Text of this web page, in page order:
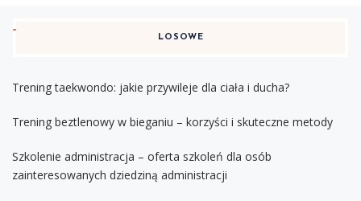
LOSOWE
Trening taekwondo: jakie przywileje dla ciała i ducha?
Trening beztlenowy w bieganiu – korzyści i skuteczne metody
Szkolenie administracja – oferta szkoleń dla osób
zainteresowanych dziedziną administracji